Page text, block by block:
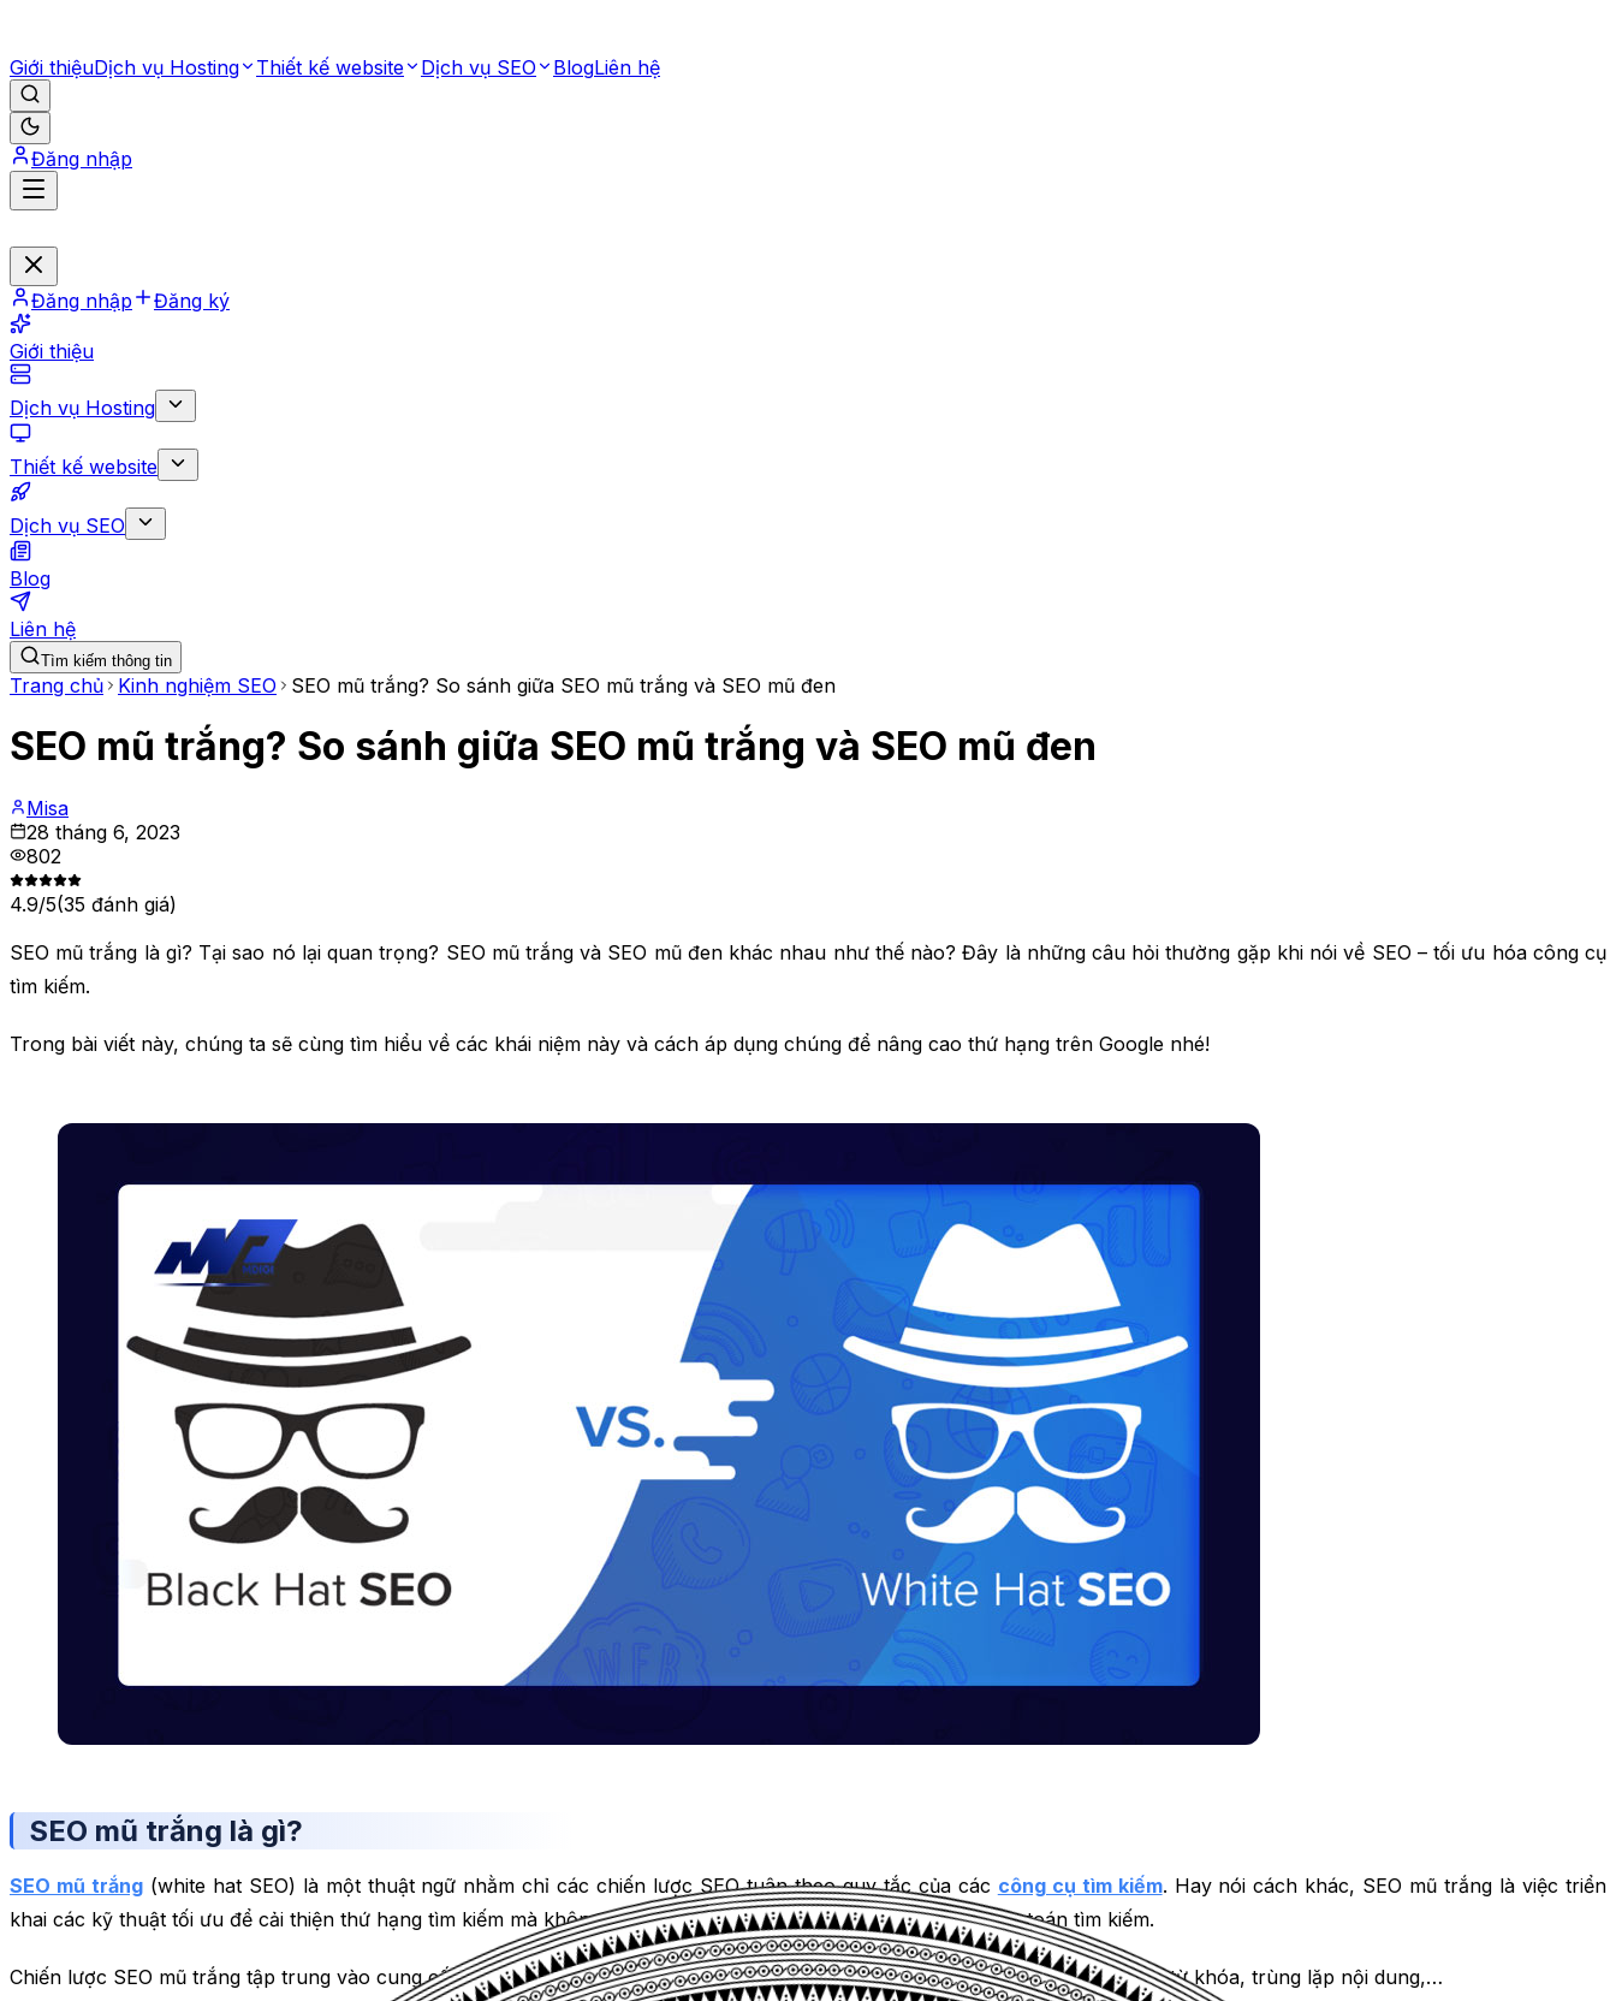
Giới thiệuDịch vụ Hosting Thiết kế website Dịch vụ SEO BlogLiên hệ
Đăng nhập
Đăng nhập Đăng ký
Giới thiệu
Dịch vụ Hosting
Thiết kế website
Dịch vụ SEO
Blog
Liên hệ
Tìm kiếm thông tin
Trang chủ Kinh nghiệm SEO SEO mũ trắng? So sánh giữa SEO mũ trắng và SEO mũ đen
SEO mũ trắng? So sánh giữa SEO mũ trắng và SEO mũ đen
Misa
28 tháng 6, 2023
802
4.9/5(35 đánh giá)
SEO mũ trắng là gì? Tại sao nó lại quan trọng? SEO mũ trắng và SEO mũ đen khác nhau như thế nào? Đây là những câu hỏi thường gặp khi nói về SEO – tối ưu hóa công cụ
tìm kiếm.
Trong bài viết này, chúng ta sẽ cùng tìm hiểu về các khái niệm này và cách áp dụng chúng để nâng cao thứ hạng trên Google nhé!
SEO mũ trắng là gì?
SEO mũ trắng(white hat SEO) là một thuật ngữ nhằm chỉ các chiến lược SEO tuân theo quy tắc của các công cụ tìm kiếm. Hay nói cách khác, SEO mũ trắng là việc triển
khai các kỹ thuật tối ưu để cải thiện thứ hạng tìm kiếm mà không dựa vào các thủ thuật để thao túng các thuật toán tìm kiếm.
Chiến lược SEO mũ trắng tập trung vào cung cấp cho người đọc nội dung giá trị, liên quan hơn là việc sử dụng thủ thuật spam từ khóa, trùng lặp nội dung,…